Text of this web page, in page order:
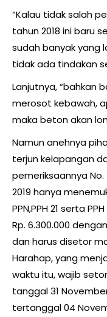
“Kalau tidak salah
tahun 2018 ini baru
sudah banyak yang
tidak ada tindakan
Lanjutnya, “bahkan
merosot kebawah,
maka beton akan
Namun anehnya
terjun kelapangan
pemeriksaannya No.
2019 hanya
PPN,PPH 21 serta
Rp. 6.300.000
dan harus disetor
Harahap, yang
waktu itu, wajib
tanggal 31
tertanggal 04